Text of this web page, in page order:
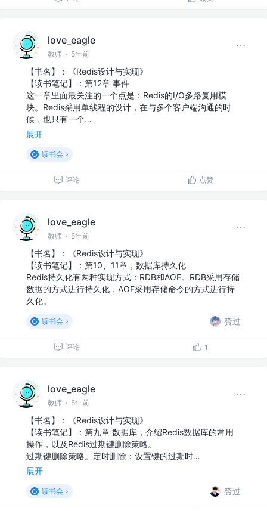
love_eagle
教师 · 5年前
【书名】：《Redis设计与实现》
【读书笔记】：第12章 事件
这一章里面最关注的一个点是：Redis的I/O多路复用模
块。Redis采用单线程的设计，在与多个客户端沟通的时
候，也只有一个…
展开
读书会
评论 点赞
love_eagle
教师 · 5年前
【书名】：《Redis设计与实现》
【读书笔记】：第10、11章，数据库持久化
Redis持久化有两种实现方式：RDB和AOF。RDB采用存储
数据的方式进行持久化，AOF采用存储命令的方式进行持
久化。
读书会 赞过
评论 1
love_eagle
教师 · 5年前
【书名】：《Redis设计与实现》
【读书笔记】：第九章 数据库，介绍Redis数据库的常用
操作，以及Redis过期键删除策略。
过期键删除策略。定时删除：设置键的过期时…
展开
读书会 赞过